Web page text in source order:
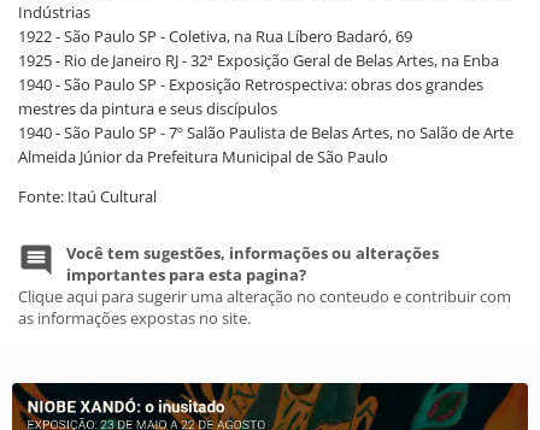
Indústrias
1922 - São Paulo SP - Coletiva, na Rua Líbero Badaró, 69
1925 - Rio de Janeiro RJ - 32ª Exposição Geral de Belas Artes, na Enba
1940 - São Paulo SP - Exposição Retrospectiva: obras dos grandes
mestres da pintura e seus discípulos
1940 - São Paulo SP - 7º Salão Paulista de Belas Artes, no Salão de Arte
Almeida Júnior da Prefeitura Municipal de São Paulo
Fonte: Itaú Cultural
Você tem sugestões, informações ou alterações
importantes para esta pagina?
Clique aqui para sugerir uma alteração no conteudo e contribuir com
as informações expostas no site.